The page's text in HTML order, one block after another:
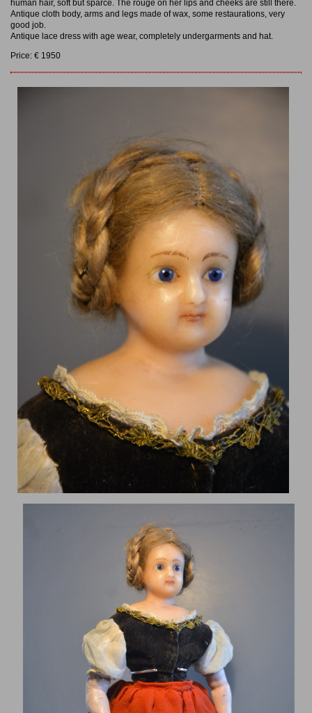
human hair, soft but sparce. The rouge on her lips and cheeks are still there.
Antique cloth body, arms and legs made of wax, some restaurations, very
good job.
Antique lace dress with age wear, completely undergarments and hat.
Price: € 1950